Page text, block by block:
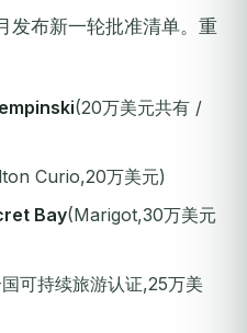
发布新一轮批准清单。重
(20万美元共有 /
Curio,20万美元)
Bay(Marigot,30万美元
可持续旅游认证,25万美